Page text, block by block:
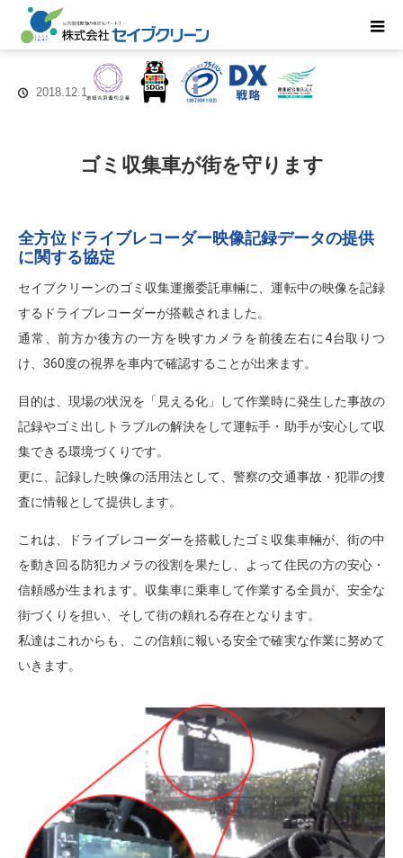
2018.12.19
ゴミ収集車が街を守ります
全方位ドライブレコーダー映像記録データの提供
に関する協定
セイブクリーンのゴミ収集運搬委託車輛に、運転中の映像を記録
するドライブレコーダーが搭載されました。
通常、前方か後方の一方を映すカメラを前後左右に4台取りつ
け、360度の視界を車内で確認することが出来ます。
目的は、現場の状況を「見える化」して作業時に発生した事故の
記録やゴミ出しトラブルの解決をして運転手・助手が安心して収
集できる環境づくりです。
更に、記録した映像の活用法として、警察の交通事故・犯罪の捜
査に情報として提供します。
これは、ドライブレコーダーを搭載したゴミ収集車輛が、街の中
を動き回る防犯カメラの役割を果たし、よって住民の方の安心・
信頼感が生まれます。収集車に乗車して作業する全員が、安全な
街づくりを担い、そして街の頼れる存在となります。
私達はこれからも、この信頼に報いる安全で確実な作業に努めて
いきます。